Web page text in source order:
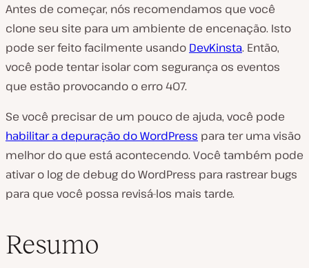
Antes de começar, nós recomendamos que você
clone seu site para um ambiente de encenação. Isto
pode ser feito facilmente usando DevKinsta. Então,
você pode tentar isolar com segurança os eventos
que estão provocando o erro 407.
Se você precisar de um pouco de ajuda, você pode
habilitar a depuração do WordPress para ter uma visão
melhor do que está acontecendo. Você também pode
ativar o log de debug do WordPress para rastrear bugs
para que você possa revisá-los mais tarde.
Resumo